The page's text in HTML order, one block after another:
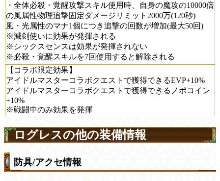
・全体必殺・覚醒攻撃スキル使用時、自身の魔攻の10000倍
の風属性物理追撃固定ダメージリミット2000万(120秒)
風・光属性のマナ1個につき追撃の回数が増加(最大50回)
※滅剣使いに効果が発揮される
※シックスセンスは効果が発揮されない
※必殺・覚醒スキルを7回使用すると解除される
【コラボ限定効果】
アイドルマスターコラボクエストで獲得できるEVP+10%
アイドルマスターコラボクエストで獲得できるノポコイン
+10%
※戦闘中のみ効果を発揮
ログレスの他の装備情報
防具/アクセ情報